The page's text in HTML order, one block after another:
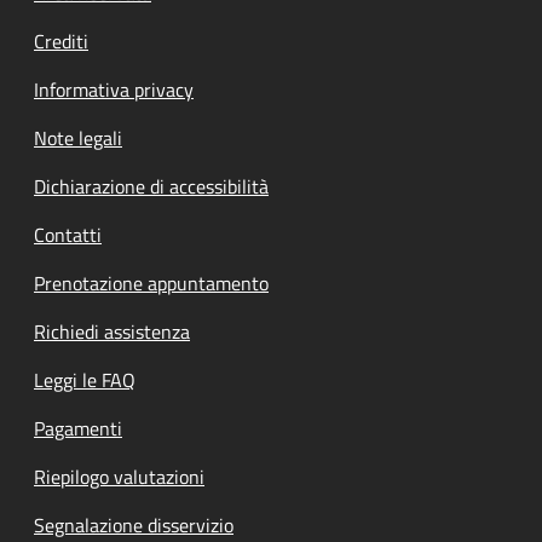
Crediti
Informativa privacy
Note legali
Dichiarazione di accessibilità
Contatti
Prenotazione appuntamento
Richiedi assistenza
Leggi le FAQ
Pagamenti
Riepilogo valutazioni
Segnalazione disservizio